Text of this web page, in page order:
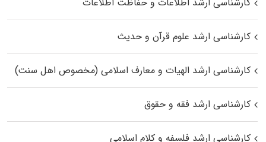
کارشناسی ارشد علوم قرآن و حدیث
کارشناسی ارشد الهیات و معارف اسلامی (مخصوص اهل سنت)
کارشناسی ارشد فقه و حقوق
کارشناسی ارشد فلسفه و کلام اسلامی